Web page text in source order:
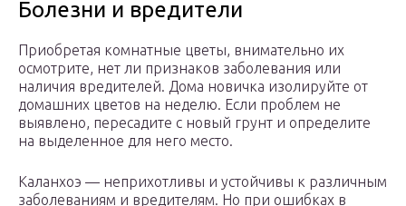
Болезни и вредители
Приобретая комнатные цветы, внимательно их
осмотрите, нет ли признаков заболевания или
наличия вредителей. Дома новичка изолируйте от
домашних цветов на неделю. Если проблем не
выявлено, пересадите с новый грунт и определите
на выделенное для него место.
Каланхоэ — неприхотливы и устойчивы к различным
заболеваниям и вредителям. Но при ошибках в